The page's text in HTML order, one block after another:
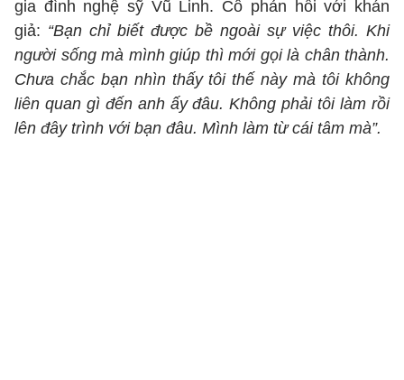
gia đình nghệ sỹ Vũ Linh. Cô phản hồi với khán
giả: “Bạn chỉ biết được bề ngoài sự việc thôi. Khi
người sống mà mình giúp thì mới gọi là chân thành.
Chưa chắc bạn nhìn thấy tôi thế này mà tôi không
liên quan gì đến anh ấy đâu. Không phải tôi làm rồi
lên đây trình với bạn đâu. Mình làm từ cái tâm mà”.